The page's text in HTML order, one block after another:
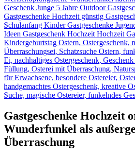
Gastgeschenke Hochzeit
Wunderfunkel als
Überraschung